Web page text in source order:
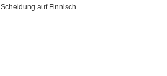
Scheidung auf Finnisch